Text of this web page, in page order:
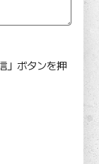
」ボタンを押